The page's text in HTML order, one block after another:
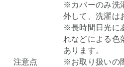
注意点
※カバーのみ洗
外して、洗濯は
※長時間日光に
れなどによる色
あります。
※お取り扱いの